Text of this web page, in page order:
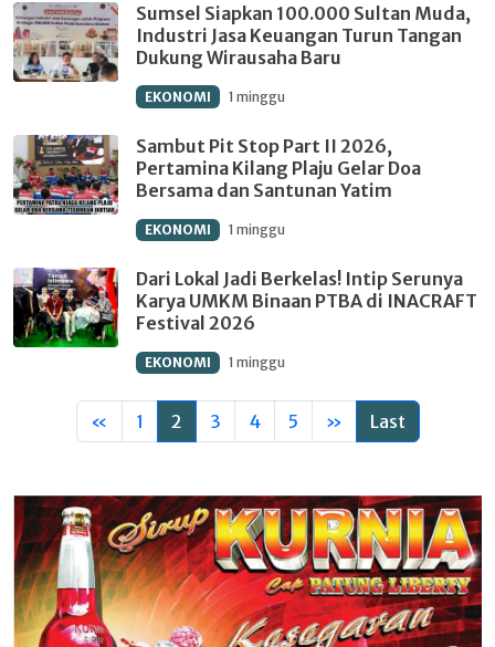
Sumsel Siapkan 100.000 Sultan Muda,
Industri Jasa Keuangan Turun Tangan
Dukung Wirausaha Baru
EKONOMI 1 minggu
Sambut Pit Stop Part II 2026,
Pertamina Kilang Plaju Gelar Doa
Bersama dan Santunan Yatim
EKONOMI 1 minggu
Dari Lokal Jadi Berkelas! Intip Serunya
Karya UMKM Binaan PTBA di INACRAFT
Festival 2026
EKONOMI 1 minggu
« 1 2 3 4 5 » Last